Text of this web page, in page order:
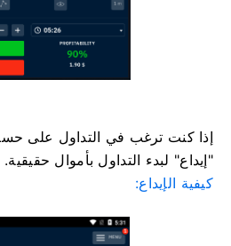
إذا كنت ترغب في التداول على
"إيداع" لبدء التداول بأموال حقيقية.
كيفية الإيداع: